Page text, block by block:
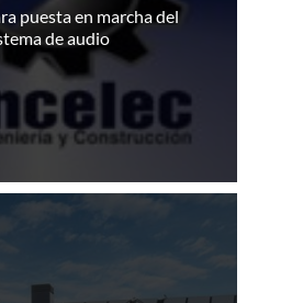
puesta en marcha del
de audio